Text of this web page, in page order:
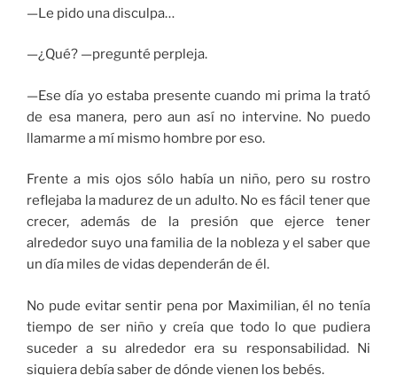
—Le pido una disculpa…
—¿Qué? —pregunté perpleja.
—Ese día yo estaba presente cuando mi prima la trató
de esa manera, pero aun así no intervine. No puedo
llamarme a mí mismo hombre por eso.
Frente a mis ojos sólo había un niño, pero su rostro
reflejaba la madurez de un adulto. No es fácil tener que
crecer, además de la presión que ejerce tener
alrededor suyo una familia de la nobleza y el saber que
un día miles de vidas dependerán de él.
No pude evitar sentir pena por Maximilian, él no tenía
tiempo de ser niño y creía que todo lo que pudiera
suceder a su alrededor era su responsabilidad. Ni
siquiera debía saber de dónde vienen los bebés.